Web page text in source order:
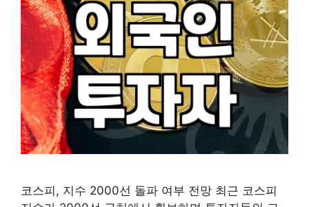
코스피, 지수 2000선 돌파 여부 전망 최근 코스피